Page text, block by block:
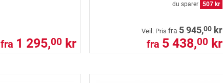
fra 1 295,00 kr
du sparer 507 kr
Veil. Pris fra 5 945,00 kr
fra 5 438,00 kr